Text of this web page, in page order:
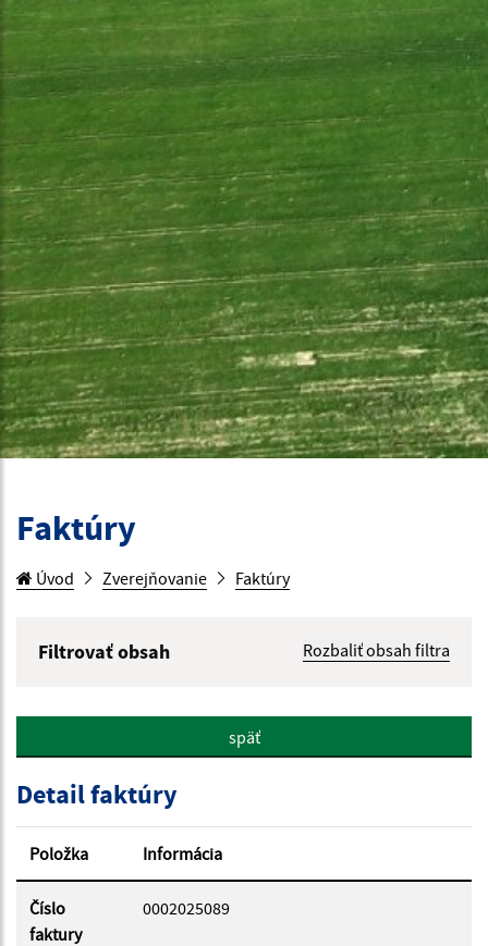
Faktúry
Úvod Zverejňovanie Faktúry
Filtrovať obsah
Rozbaliť obsah filtra
Hľadať v:
Typ dátumu:
Dátum od:
späť
Detail faktúry
Položka Informácia
Číslo
faktury
0002025089